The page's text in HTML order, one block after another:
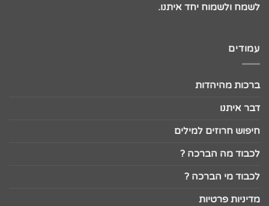
לשמח ולשמוח יחד איתנו.
עמודים
ברכות מהיהדות
דבר איתנו
חיפוש חרוזים למילים
לכבוד מה הברכה ?
לכבוד מי הברכה ?
מדיניות פרטיות